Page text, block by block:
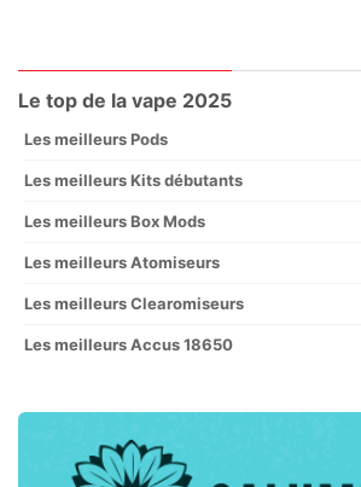
Le top de la vape 2025
Les meilleurs Pods
Les meilleurs Kits débutants
Les meilleurs Box Mods
Les meilleurs Atomiseurs
Les meilleurs Clearomiseurs
Les meilleurs Accus 18650